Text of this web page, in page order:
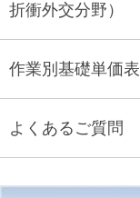
折衝外交分野）
作業別基礎単価表
よくあるご質問